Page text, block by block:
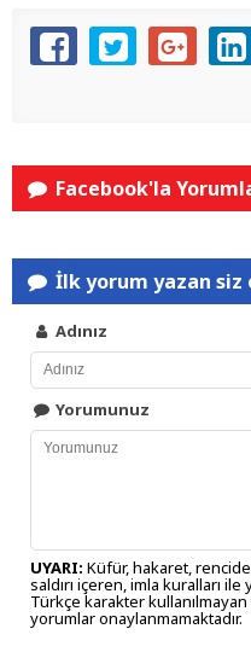
Facebook'la
İlk yorum yazan siz
Adınız
Yorumunuz
UYARI: Küfür, hakaret,
saldırı içeren, imla kuralları ile
Türkçe karakter
yorumlar onaylanmamaktadır.